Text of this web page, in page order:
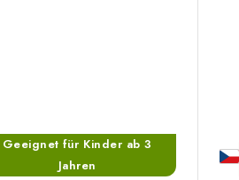
Geeignet für Kinder ab 3
Jahren